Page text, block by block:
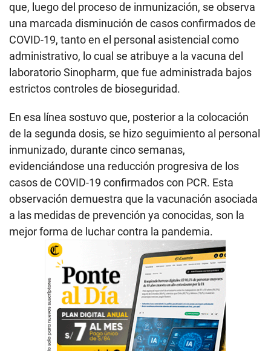
que, luego del proceso de inmunización, se observa
una marcada disminución de casos confirmados de
COVID-19, tanto en el personal asistencial como
administrativo, lo cual se atribuye a la vacuna del
laboratorio Sinopharm, que fue administrada bajos
estrictos controles de bioseguridad.
En esa línea sostuvo que, posterior a la colocación
de la segunda dosis, se hizo seguimiento al personal
inmunizado, durante cinco semanas,
evidenciándose una reducción progresiva de los
casos de COVID-19 confirmados con PCR. Esta
observación demuestra que la vacunación asociada
a las medidas de prevención ya conocidas, son la
mejor forma de luchar contra la pandemia.